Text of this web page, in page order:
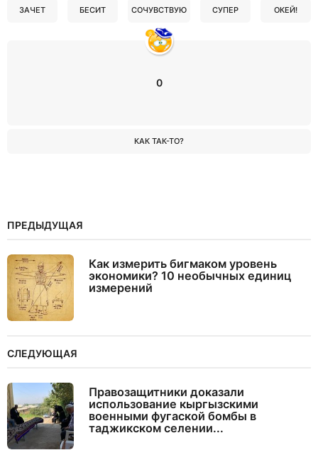
ЗАЧЕТ БЕСИТ СОЧУВСТВУЮ СУПЕР ОКЕЙ!
0
КАК ТАК-ТО?
ПРЕДЫДУЩАЯ
Как измерить бигмаком уровень
экономики? 10 необычных единиц
измерений
СЛЕДУЮЩАЯ
Правозащитники доказали
использование кыргызскими
военными фугаской бомбы в
таджикском селении...